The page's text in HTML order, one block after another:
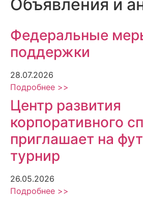
Объявления и
Федеральные
поддержки
28.07.2026
Подробнее >>
Центр развития
корпоративного
приглашает на
турнир
26.05.2026
Подробнее >>